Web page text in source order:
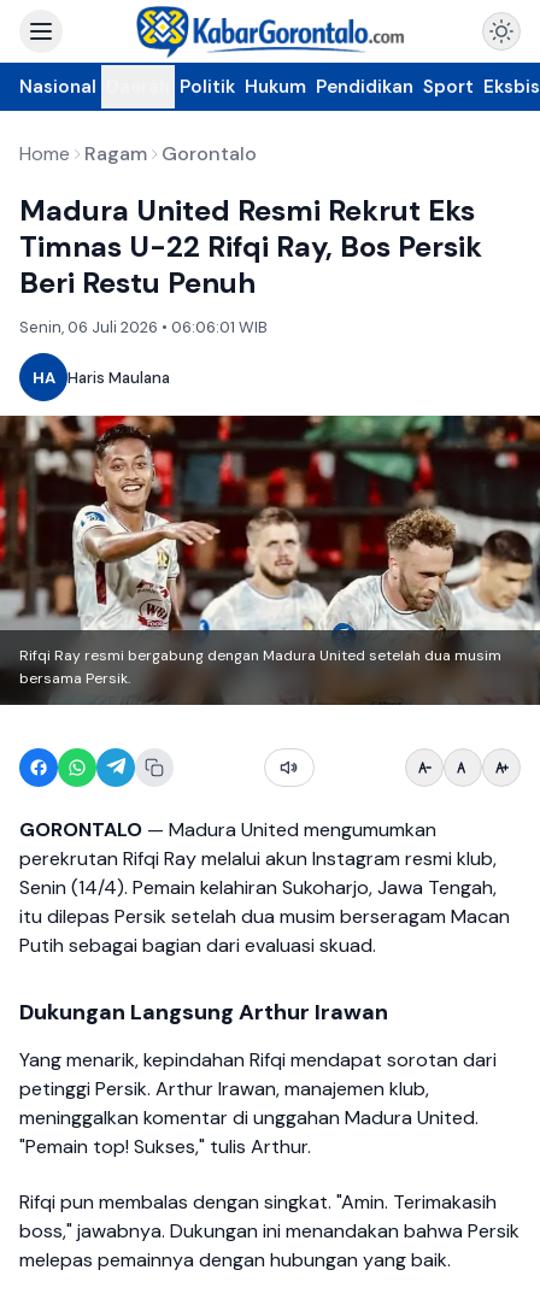
Nasional Politik Hukum Pendidikan Sport Eksbis
Home Ragam Gorontalo
Madura United Resmi Rekrut Eks
Timnas U-22 Rifqi Ray, Bos Persik
Beri Restu Penuh
Senin, 06 Juli 2026 • 06:06:01 WIB
HA Haris Maulana
Rifqi Ray resmi bergabung dengan Madura United setelah dua musim
bersama Persik.
GORONTALO — Madura United mengumumkan
perekrutan Rifqi Ray melalui akun Instagram resmi klub,
Senin (14/4). Pemain kelahiran Sukoharjo, Jawa Tengah,
itu dilepas Persik setelah dua musim berseragam Macan
Putih sebagai bagian dari evaluasi skuad.
Dukungan Langsung Arthur Irawan
Yang menarik, kepindahan Rifqi mendapat sorotan dari
petinggi Persik. Arthur Irawan, manajemen klub,
meninggalkan komentar di unggahan Madura United.
"Pemain top! Sukses," tulis Arthur.
Rifqi pun membalas dengan singkat. "Amin. Terimakasih
boss," jawabnya. Dukungan ini menandakan bahwa Persik
melepas pemainnya dengan hubungan yang baik.